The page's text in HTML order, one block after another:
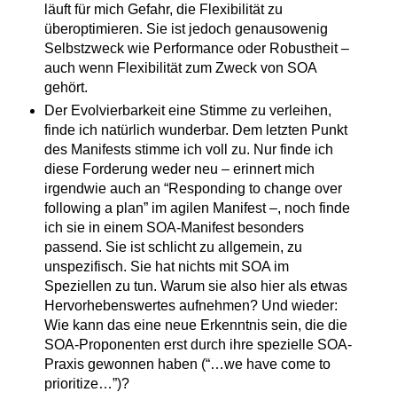
läuft für mich Gefahr, die Flexibilität zu
überoptimieren. Sie ist jedoch genausowenig
Selbstzweck wie Performance oder Robustheit –
auch wenn Flexibilität zum Zweck von SOA
gehört.
Der Evolvierbarkeit eine Stimme zu verleihen,
finde ich natürlich wunderbar. Dem letzten Punkt
des Manifests stimme ich voll zu. Nur finde ich
diese Forderung weder neu – erinnert mich
irgendwie auch an “Responding to change over
following a plan” im agilen Manifest –, noch finde
ich sie in einem SOA-Manifest besonders
passend. Sie ist schlicht zu allgemein, zu
unspezifisch. Sie hat nichts mit SOA im
Speziellen zu tun. Warum sie also hier als etwas
Hervorhebenswertes aufnehmen? Und wieder:
Wie kann das eine neue Erkenntnis sein, die die
SOA-Proponenten erst durch ihre spezielle SOA-
Praxis gewonnen haben (“…we have come to
prioritize…”)?